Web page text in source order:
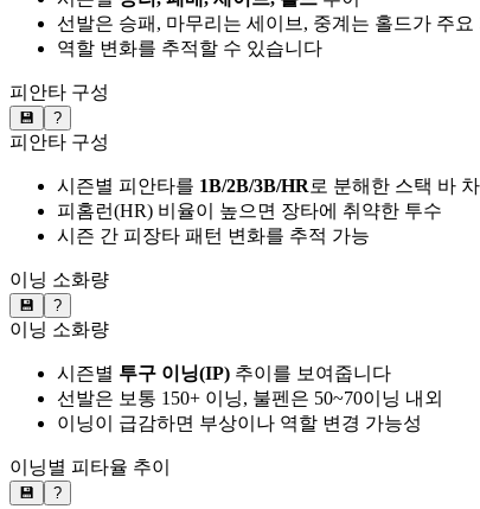
선발은 승패, 마무리는 세이브, 중계는 홀드가 주요
역할 변화를 추적할 수 있습니다
피안타 구성
💾 ?
피안타 구성
시즌별 피안타를 1B/2B/3B/HR로 분해한 스택 바
피홈런(HR) 비율이 높으면 장타에 취약한 투수
시즌 간 피장타 패턴 변화를 추적 가능
이닝 소화량
💾 ?
이닝 소화량
시즌별 투구 이닝(IP) 추이를 보여줍니다
선발은 보통 150+ 이닝, 불펜은 50~70이닝 내외
이닝이 급감하면 부상이나 역할 변경 가능성
이닝별 피타율 추이
💾 ?